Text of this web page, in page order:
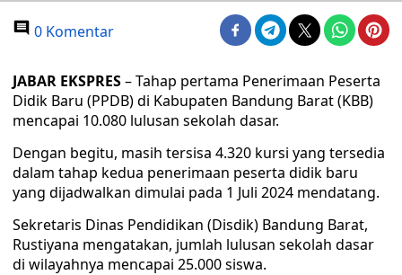
0 Komentar
JABAR EKSPRES– Tahap pertama Penerimaan Peserta
Didik Baru (PPDB) di Kabupaten Bandung Barat (KBB)
mencapai 10.080 lulusan sekolah dasar.
Dengan begitu, masih tersisa 4.320 kursi yang tersedia
dalam tahap kedua penerimaan peserta didik baru
yang dijadwalkan dimulai pada 1 Juli 2024 mendatang.
Sekretaris Dinas Pendidikan (Disdik) Bandung Barat,
Rustiyana mengatakan, jumlah lulusan sekolah dasar
di wilayahnya mencapai 25.000 siswa.